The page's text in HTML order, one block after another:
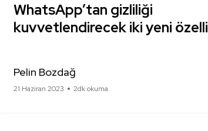
WhatsApp’tan gizliliği
kuvvetlendirecek iki yeni
Pelin Bozdağ
21 Haziran 2023 2dk okuma